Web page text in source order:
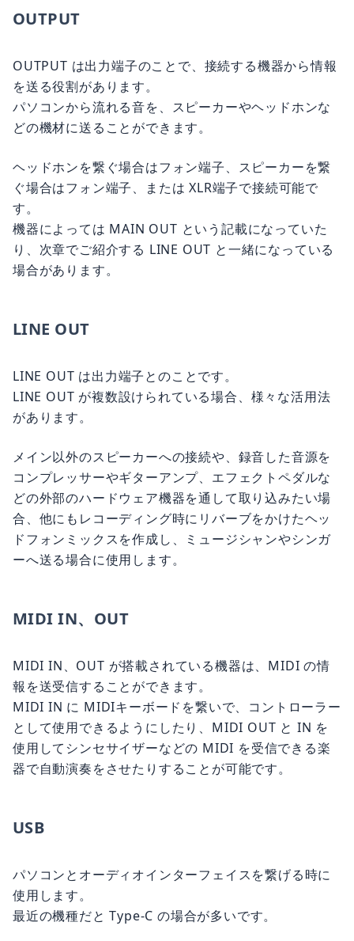
OUTPUT
OUTPUT は出力端子のことで、接続する機器から情報
を送る役割があります。
パソコンから流れる音を、スピーカーやヘッドホンな
どの機材に送ることができます。
ヘッドホンを繋ぐ場合はフォン端子、スピーカーを繋
ぐ場合はフォン端子、または XLR端子で接続可能で
す。
機器によっては MAIN OUT という記載になっていた
り、次章でご紹介する LINE OUT と一緒になっている
場合があります。
LINE OUT
LINE OUT は出力端子とのことです。
LINE OUT が複数設けられている場合、様々な活用法
があります。
メイン以外のスピーカーへの接続や、録音した音源を
コンプレッサーやギターアンプ、エフェクトペダルな
どの外部のハードウェア機器を通して取り込みたい場
合、他にもレコーディング時にリバーブをかけたヘッ
ドフォンミックスを作成し、ミュージシャンやシンガ
ーへ送る場合に使用します。
MIDI IN、OUT
MIDI IN、OUT が搭載されている機器は、MIDI の情
報を送受信することができます。
MIDI IN に MIDIキーボードを繋いで、コントローラー
として使用できるようにしたり、MIDI OUT と IN を
使用してシンセサイザーなどの MIDI を受信できる楽
器で自動演奏をさせたりすることが可能です。
USB
パソコンとオーディオインターフェイスを繋げる時に
使用します。
最近の機種だと Type-C の場合が多いです。